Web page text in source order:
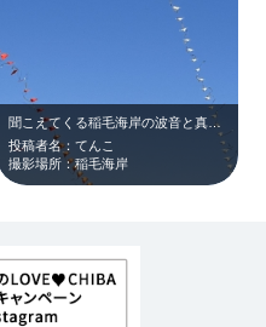
聞こえてくる稲毛海岸の波音と真っ青な空に舞う凧に癒されました。
投稿者名：てんこ
撮影場所：稲毛海岸